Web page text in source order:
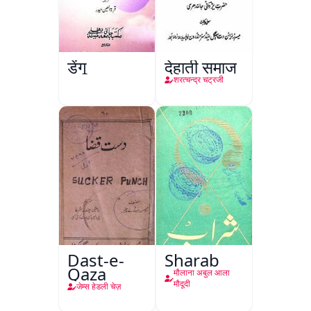
डेंगू देहाती समाज
शरत्चन्द्र चट्रजी
Dast-e-
Qaza
जेम्स हेडली चेज़
Sharab
मौलाना अबुल आला
मौदूदी